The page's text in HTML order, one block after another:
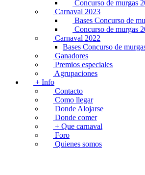
Concurso de murgas
Carnaval 2023
Bases Concurso de
Concurso de murgas
Carnaval 2022
Bases Concurso de
Ganadores
Premios especiales
Agrupaciones
+ Info
Contacto
Como llegar
Donde Alojarse
Donde comer
+ Que carnaval
Foro
Quienes somos